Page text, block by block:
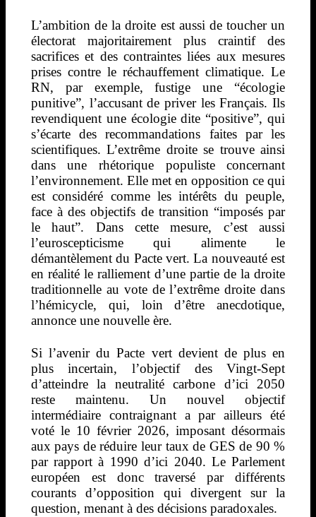
L’ambition de la droite est aussi de toucher un
électorat majoritairement plus craintif des
sacrifices et des contraintes liées aux mesures
prises contre le réchauffement climatique. Le
RN, par exemple, fustige une “écologie
punitive”, l’accusant de priver les Français. Ils
revendiquent une écologie dite “positive”, qui
s’écarte des recommandations faites par les
scientifiques. L’extrême droite se trouve ainsi
dans une rhétorique populiste concernant
l’environnement. Elle met en opposition ce qui
est considéré comme les intérêts du peuple,
face à des objectifs de transition “imposés par
le haut”. Dans cette mesure, c’est aussi
l’euroscepticisme qui alimente le
démantèlement du Pacte vert. La nouveauté est
en réalité le ralliement d’une partie de la droite
traditionnelle au vote de l’extrême droite dans
l’hémicycle, qui, loin d’être anecdotique,
annonce une nouvelle ère.
Si l’avenir du Pacte vert devient de plus en
plus incertain, l’objectif des Vingt-Sept
d’atteindre la neutralité carbone d’ici 2050
reste maintenu. Un nouvel objectif
intermédiaire contraignant a par ailleurs été
voté le 10 février 2026, imposant désormais
aux pays de réduire leur taux de GES de 90 %
par rapport à 1990 d’ici 2040. Le Parlement
européen est donc traversé par différents
courants d’opposition qui divergent sur la
question, menant à des décisions paradoxales.